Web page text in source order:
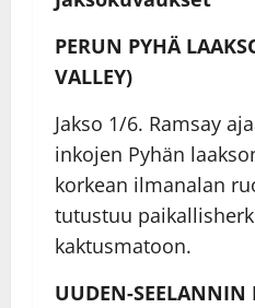
PERUN PYHÄ
VALLEY)
Jakso 1/6. Ramsay
inkojen Pyhän
korkean ilmanalan
tutustuu
kaktusmatoon.
UUDEN-SEELANNIN